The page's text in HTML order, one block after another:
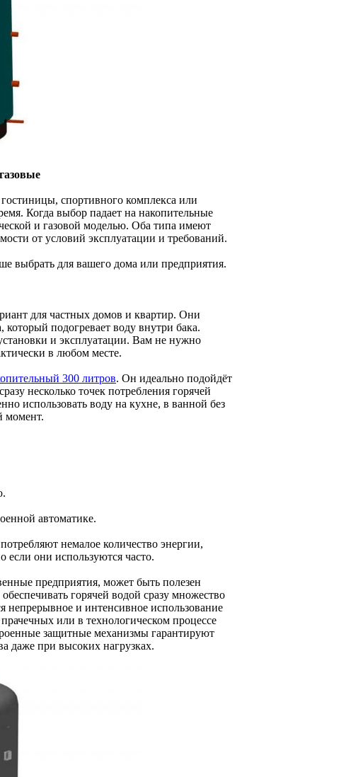
спортивного комплекса или
Когда выбор падает на накопительные
и газовой моделью. Оба типа имеют
от условий эксплуатации и требований.
выбрать для вашего дома или предприятия.
для частных домов и квартир. Они
который подогревает воду внутри бака.
и эксплуатации. Вам не нужно
в любом месте.
300 литров. Он идеально подойдёт
несколько точек потребления горячей
использовать воду на кухне, в ванной без
момент.
автоматике.
немалое количество энергии,
если они используются часто.
предприятия, может быть полезен
горячей водой сразу множество
непрерывное и интенсивное использование
или в технологическом процессе
защитные механизмы гарантируют
даже при высоких нагрузках.